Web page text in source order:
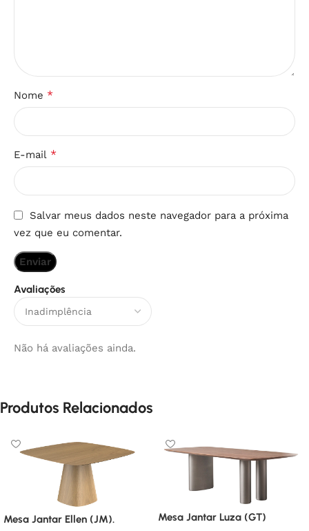
Avaliações
Não há avaliações ainda.
Nome *
E-mail *
Salvar meus dados neste navegador para a próxima
vez que eu comentar.
Produtos Relacionados
Mesa Jantar Ellen (JM). Mesa Jantar Luza (GT)